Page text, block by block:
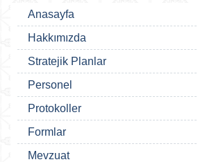
Anasayfa
Hakkımızda
Stratejik Planlar
Personel
Protokoller
Formlar
Mevzuat